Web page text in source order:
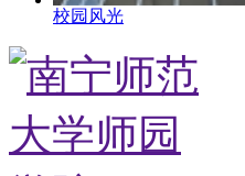
校园风光